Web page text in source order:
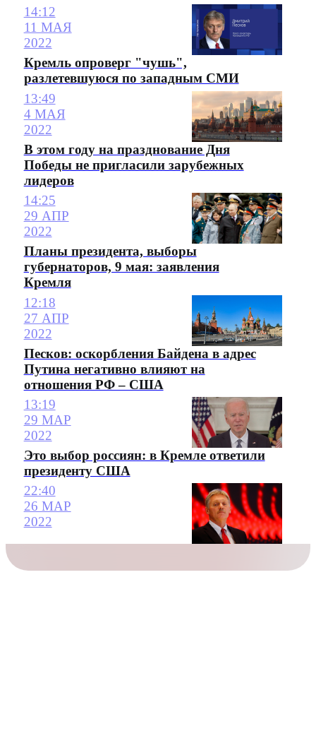
14:12
11 МАЯ
2022
Кремль опроверг "чушь",
разлетевшуюся по западным СМИ
13:49
4 МАЯ
2022
В этом году на празднование Дня
Победы не пригласили зарубежных
лидеров
14:25
29 АПР
2022
Планы президента, выборы
губернаторов, 9 мая: заявления
Кремля
12:18
27 АПР
2022
Песков: оскорбления Байдена в адрес
Путина негативно влияют на
отношения РФ – США
13:19
29 МАР
2022
Это выбор россиян: в Кремле ответили
президенту США
22:40
26 МАР
2022